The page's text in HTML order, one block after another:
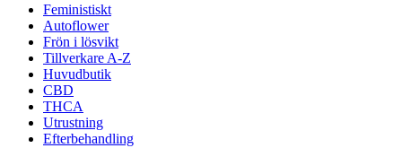
Feministiskt
Autoflower
Frön i lösvikt
Tillverkare A-Z
Huvudbutik
CBD
THCA
Utrustning
Efterbehandling